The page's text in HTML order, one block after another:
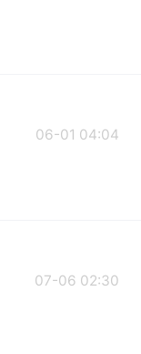
06-01 04:04
07-06 02:30